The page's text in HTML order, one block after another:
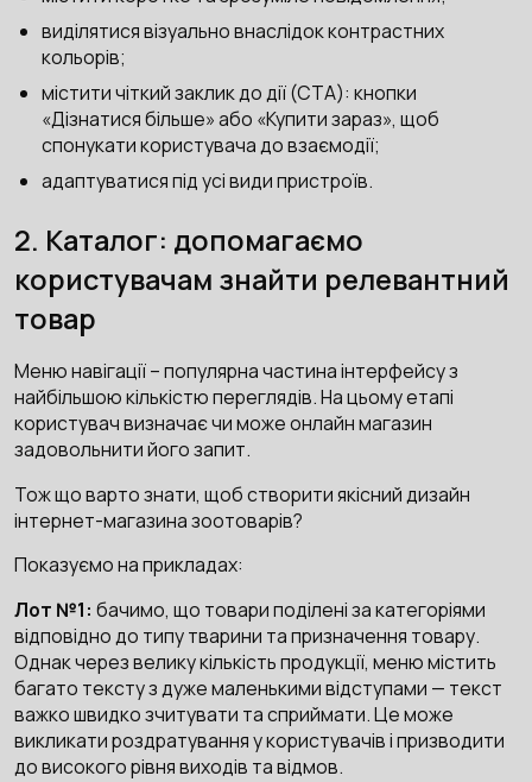
виділятися візуально внаслідок контрастних
кольорів;
містити чіткий заклик до дії (CTA): кнопки
«Дізнатися більше» або «Купити зараз», щоб
спонукати користувача до взаємодії;
адаптуватися під усі види пристроїв.
2. Каталог: допомагаємо
користувачам знайти релевантний
товар
Меню навігації – популярна частина інтерфейсу з
найбільшою кількістю переглядів. На цьому етапі
користувач визначає чи може онлайн магазин
задовольнити його запит.
Тож що варто знати, щоб створити якісний дизайн
інтернет-магазина зоотоварів?
Показуємо на прикладах:
Лот №1: бачимо, що товари поділені за категоріями
відповідно до типу тварини та призначення товару.
Однак через велику кількість продукції, меню містить
багато тексту з дуже маленькими відступами — текст
важко швидко зчитувати та сприймати. Це може
викликати роздратування у користувачів і призводити
до високого рівня виходів та відмов.